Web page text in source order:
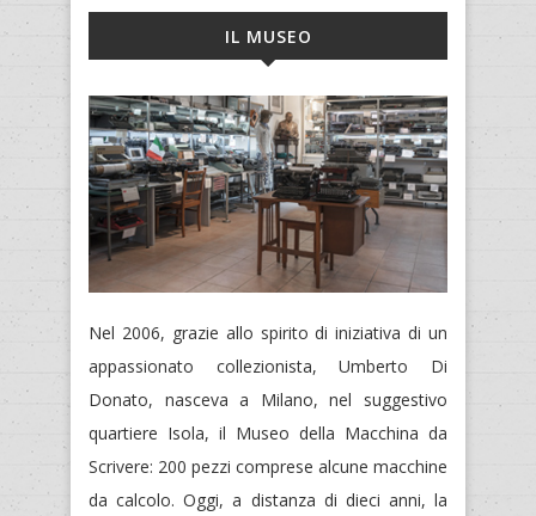
IL MUSEO
Nel 2006, grazie allo spirito di iniziativa di un
appassionato collezionista, Umberto Di
Donato, nasceva a Milano, nel suggestivo
quartiere Isola, il Museo della Macchina da
Scrivere: 200 pezzi comprese alcune macchine
da calcolo. Oggi, a distanza di dieci anni, la